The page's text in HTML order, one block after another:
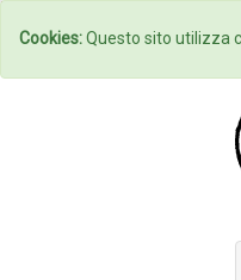
Cookies:Questo sito utilizza